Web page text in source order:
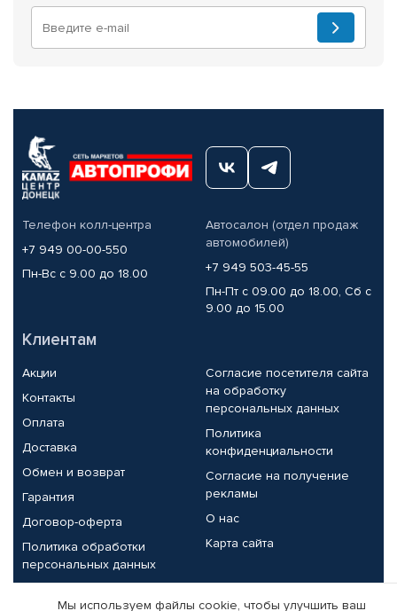
Телефон колл-центра
+7 949 00-00-550
Пн-Вс с 9.00 до 18.00
Автосалон (отдел продаж
автомобилей)
+7 949 503-45-55
Пн-Пт с 09.00 до 18.00, Сб с
9.00 до 15.00
Клиентам
Акции
Контакты
Оплата
Доставка
Обмен и возврат
Гарантия
Договор-оферта
Политика обработки
персональных данных
Согласие посетителя сайта
на обработку
персональных данных
Политика
конфиденциальности
Согласие на получение
рекламы
О нас
Карта сайта
Партнерам
Мы используем файлы cookie, чтобы улучшить ваш